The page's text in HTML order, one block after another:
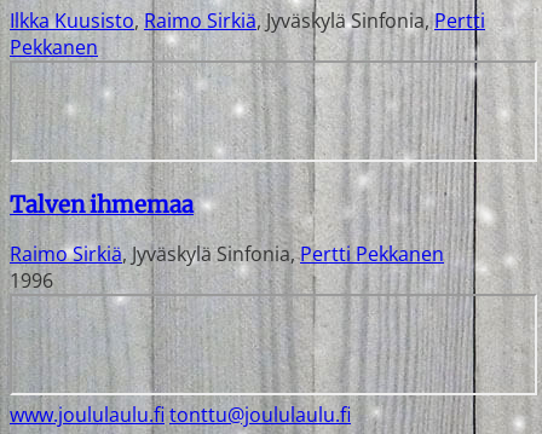
Ilkka Kuusisto,Raimo Sirkiä,Jyväskylä Sinfonia,Pertti
Pekkanen
Talven ihmemaa
Raimo Sirkiä,Jyväskylä Sinfonia,Pertti Pekkanen
1996
www.joululaulu.fitonttu@joululaulu.fi